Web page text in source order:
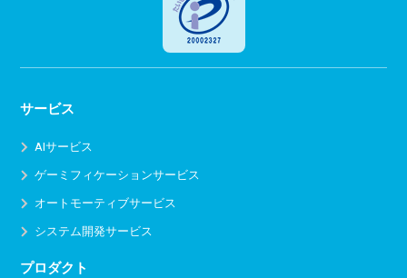
サービス
AIサービス
ゲーミフィケーションサービス
オートモーティブサービス
システム開発サービス
プロダクト